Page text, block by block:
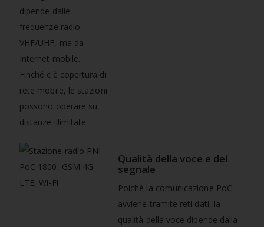
dipende dalle
frequenze radio
VHF/UHF, ma da
Internet mobile.
Finché c'è copertura di
rete mobile, le stazioni
possono operare su
distanze illimitate.
Qualità della voce e del
segnale
Poiché la comunicazione PoC
avviene tramite reti dati, la
qualità della voce dipende dalla